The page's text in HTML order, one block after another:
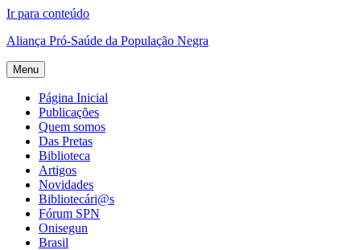
Ir para conteúdo
Aliança Pró-Saúde da População Negra
Menu
Página Inicial
Publicações
Quem somos
Das Pretas
Biblioteca
Artigos
Novidades
Bibliotecári@s
Fórum SPN
Onisegun
Brasil